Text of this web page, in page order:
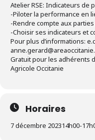
Atelier RSE: Indicateurs de
-Piloter la performance en
-Rendre compte aux
-Choisir ses indicateurs et
Pour plus d’informations:
Gratuit pour les adhérents
Agricole Occitanie
Horaires
7 décembre 202314h00-